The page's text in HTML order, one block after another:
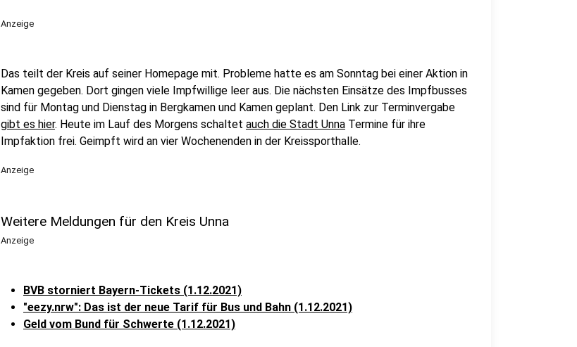
Anzeige
Das teilt der Kreis auf seiner Homepage mit. Probleme hatte es am Sonntag bei einer Aktion in
Kamen gegeben. Dort gingen viele Impfwillige leer aus. Die nächsten Einsätze des Impfbusses
sind für Montag und Dienstag in Bergkamen und Kamen geplant. Den Link zur Terminvergabe
gibt es hier. Heute im Lauf des Morgens schaltet auch die Stadt Unna Termine für ihre
Impfaktion frei. Geimpft wird an vier Wochenenden in der Kreissporthalle.
Anzeige
Weitere Meldungen für den Kreis Unna
Anzeige
BVB storniert Bayern-Tickets (1.12.2021)
"eezy.nrw": Das ist der neue Tarif für Bus und Bahn (1.12.2021)
Geld vom Bund für Schwerte (1.12.2021)